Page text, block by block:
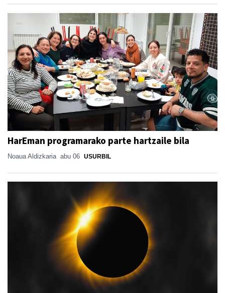
HarEman programarako parte hartzaile bila
Noaua Aldizkaria abu 06 USURBIL